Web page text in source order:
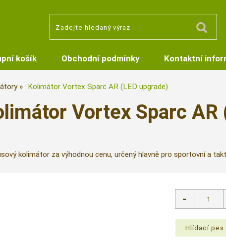
košík Obchodní podmínky Kontaktní
Kolimátor Vortex Sparc AR (LED upgrade)
Vortex Sparc AR
kolimátor za výhodnou cenu, určený hlavně pro sportovní a